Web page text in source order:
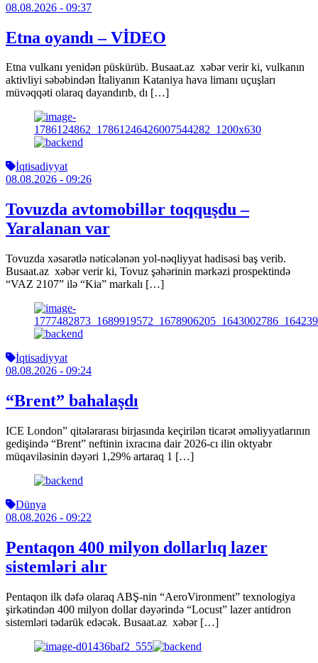
08.08.2026 - 09:37
Etna oyandı – VİDEO
Etna vulkanı yenidən püskürüb. Busaat.az xəbər verir ki, vulkanın
aktivliyi səbəbindən İtaliyanın Kataniya hava limanı uçuşları
müvəqqəti olaraq dayandırıb, dı […]
İqtisadiyyat
08.08.2026 - 09:26
Tovuzda avtomobillər toqquşdu –
Yaralanan var
Tovuzda xəsarətlə nəticələnən yol-nəqliyyat hadisəsi baş verib.
Busaat.az xəbər verir ki, Tovuz şəhərinin mərkəzi prospektində
“VAZ 2107” ilə “Kia” markalı […]
İqtisadiyyat
08.08.2026 - 09:24
“Brent” bahalaşdı
ICE London” qitələrarası birjasında keçirilən ticarət əməliyyatlarının
gedişində “Brent” neftinin ixracına dair 2026-cı ilin oktyabr
müqaviləsinin dəyəri 1,29% artaraq 1 […]
Dünya
08.08.2026 - 09:22
Pentaqon 400 milyon dollarlıq lazer
sistemləri alır
Pentaqon ilk dəfə olaraq ABŞ-nin “AeroVironment” texnologiya
şirkətindən 400 milyon dollar dəyərində “Locust” lazer antidron
sistemləri tədarük edəcək. Busaat.az xəbər […]